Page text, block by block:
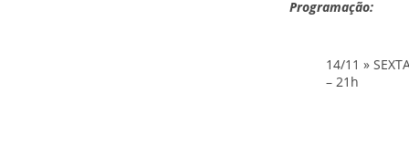
Programação:
14/11 »
– 21h